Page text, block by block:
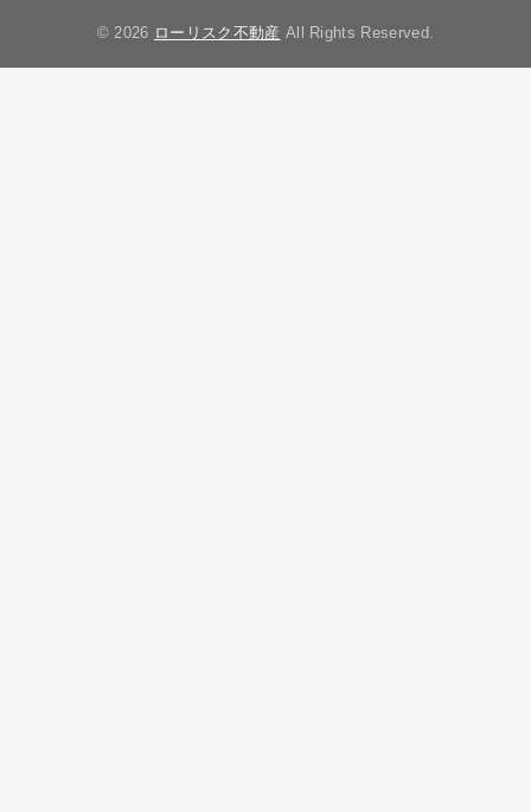
© 2026 ローリスク不動産 All Rights Reserved.